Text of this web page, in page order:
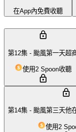
在App內免費收聽
第12集 - 颱風第一天超
使用2 Spoon收聽
第14集 - 颱風第三天他
使用2